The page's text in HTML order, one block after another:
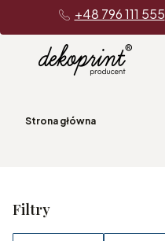
+48 796 111 555
Strona główna
Filtry